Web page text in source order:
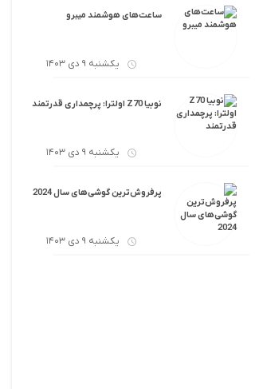
ساعت‌های هوشمند میبرو
یکشنبه 9 دی 1403
نوبیا Z70 اولترا: پرچمداری قدرتمند
یکشنبه 9 دی 1403
پرفروش‌ترین گوشی‌های سال 2024
یکشنبه 9 دی 1403